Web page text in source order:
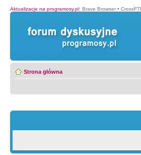
Aktualizacje na programosy.pl: Brave Browser •
Strona główna